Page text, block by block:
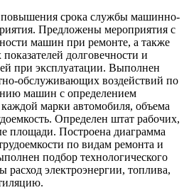
повышения срока службы машинно-
Предложены мероприятия с
машин при ремонте, а также
долговечности и
при эксплуатации. Выполнен
обслуживающих воздействий по
машин с определением
марки автомобиля, объема
Определен штат рабочих,
площади. Построена диаграмма
по видам ремонта и
подбор технологического
расход электроэнергии, топлива,